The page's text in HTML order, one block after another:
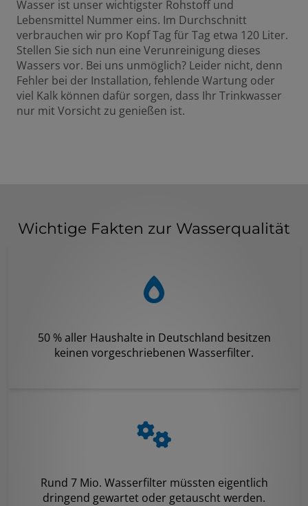
Wasser ist unser wichtigster Rohstoff und
Lebensmittel Nummer eins. Im Durchschnitt
verbrauchen wir pro Kopf Tag für Tag etwa 120 Liter.
Stellen Sie sich nun eine Verunreinigung dieses
Wassers vor. Bei uns unmöglich? Leider nicht, denn
Fehler bei der Installation, fehlende Wartung oder
viel Kalk können dafür sorgen, dass Ihr Trinkwasser
nur mit Vorsicht zu genießen ist.
Wichtige Fakten zur Wasserqualität
50 % aller Haushalte in Deutschland besitzen
keinen vorgeschriebenen Wasserfilter.
Rund 7 Mio. Wasserfilter müssten eigentlich
dringend gewartet oder getauscht werden.